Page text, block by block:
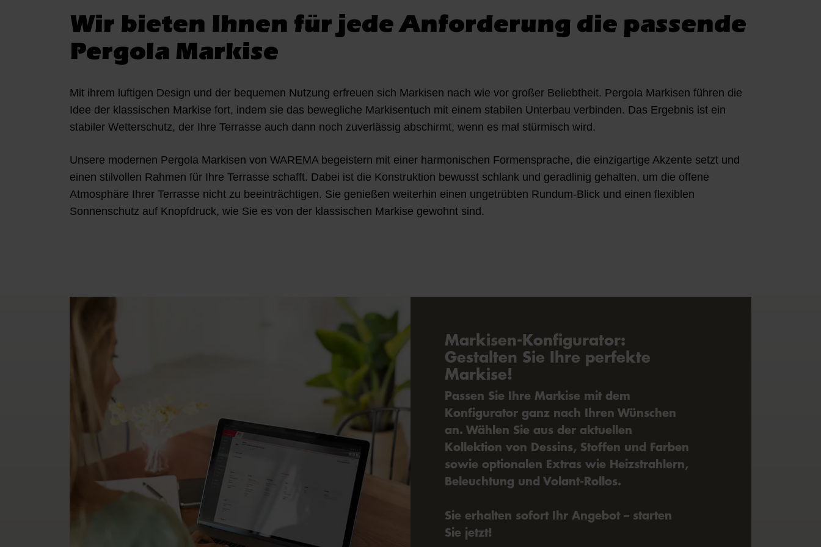
a
h
l
Wir bieten Ihnen für jede Anforderung die passende
Pergola Markise
Mit ihrem luftigen Design und der bequemen Nutzung erfreuen sich Markisen nach wie vor großer Beliebtheit. Pergola Markisen führen die
Idee der klassischen Markise fort, indem sie das bewegliche Markisentuch mit einem stabilen Unterbau verbinden. Das Ergebnis ist ein
stabiler Wetterschutz, der Ihre Terrasse auch dann noch zuverlässig abschirmt, wenn es mal stürmisch wird.
Unsere modernen Pergola Markisen von WAREMA begeistern mit einer harmonischen Formensprache, die einzigartige Akzente setzt und
einen stilvollen Rahmen für Ihre Terrasse schafft. Dabei ist die Konstruktion bewusst schlank und geradlinig gehalten, um die offene
Atmosphäre Ihrer Terrasse nicht zu beeinträchtigen. Sie genießen weiterhin einen ungetrübten Rundum-Blick und einen flexiblen
Sonnenschutz auf Knopfdruck, wie Sie es von der klassischen Markise gewohnt sind.
Markisen-Konfigurator:
Gestalten Sie Ihre perfekte
Markise!
Passen Sie Ihre Markise mit dem
Konfigurator ganz nach Ihren Wünschen
an. Wählen Sie aus der aktuellen
Kollektion von Dessins, Stoffen und Farben
sowie optionalen Extras wie Heizstrahlern,
Beleuchtung und Volant-Rollos.
Sie erhalten sofort Ihr Angebot – starten
Sie jetzt!